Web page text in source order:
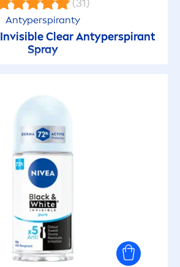
(31)
Antyperspiranty
Invisible Clear Antyperspirant
Spray